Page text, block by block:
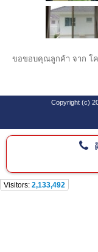
ขอขอบคุณลูกค้า จาก โค
Copyright (c)
SEO
Visitors: 2,133,492